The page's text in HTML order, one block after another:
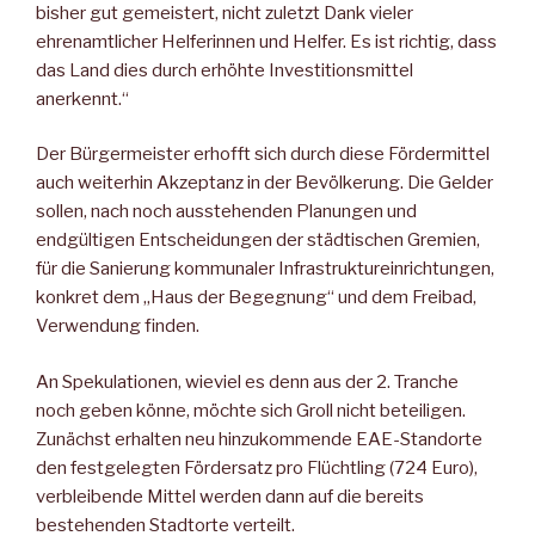
bisher gut gemeistert, nicht zuletzt Dank vieler
ehrenamtlicher Helferinnen und Helfer. Es ist richtig, dass
das Land dies durch erhöhte Investitionsmittel
anerkennt.“
Der Bürgermeister erhofft sich durch diese Fördermittel
auch weiterhin Akzeptanz in der Bevölkerung. Die Gelder
sollen, nach noch ausstehenden Planungen und
endgültigen Entscheidungen der städtischen Gremien,
für die Sanierung kommunaler Infrastruktureinrichtungen,
konkret dem „Haus der Begegnung“ und dem Freibad,
Verwendung finden.
An Spekulationen, wieviel es denn aus der 2. Tranche
noch geben könne, möchte sich Groll nicht beteiligen.
Zunächst erhalten neu hinzukommende EAE-Standorte
den festgelegten Fördersatz pro Flüchtling (724 Euro),
verbleibende Mittel werden dann auf die bereits
bestehenden Stadtorte verteilt.